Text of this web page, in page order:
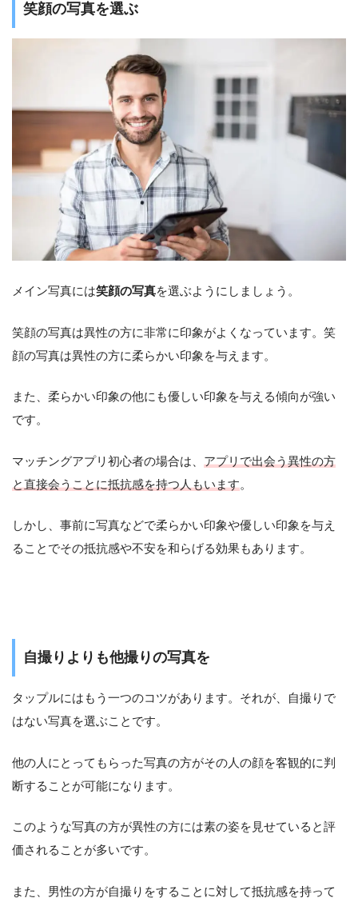
笑顔の写真を選ぶ
メイン写真には笑顔の写真を選ぶようにしましょう。
笑顔の写真は異性の方に非常に印象がよくなっています。笑
顔の写真は異性の方に柔らかい印象を与えます。
また、柔らかい印象の他にも優しい印象を与える傾向が強い
です。
マッチングアプリ初心者の場合は、 アプリで出会う異性の方
と直接会うことに抵抗感を持つ人もいます。
しかし、事前に写真などで柔らかい印象や優しい印象を与え
ることでその抵抗感や不安を和らげる効果もあります。
自撮りよりも他撮りの写真を
タップルにはもう一つのコツがあります。それが、自撮りで
はない写真を選ぶことです。
他の人にとってもらった写真の方がその人の顔を客観的に判
断することが可能になります。
このような写真の方が異性の方には素の姿を見せていると評
価されることが多いです。
また、男性の方が自撮りをすることに対して抵抗感を持って